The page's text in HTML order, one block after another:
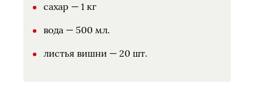
сахар — 1 кг
вода — 500 мл.
листья вишни — 20 шт.